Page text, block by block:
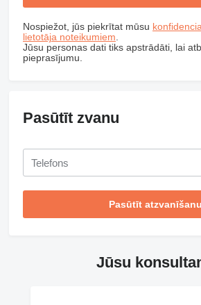
Nospiežot, jūs piekrītat mūsu
lietotāja noteikumiem.
Jūsu personas dati tiks apstrādāti, lai
pieprasījumu.
Pasūtīt zvanu
Jūsu